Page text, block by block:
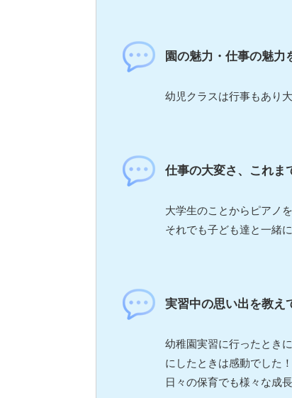
園の魅力・仕事の魅力
幼児クラスは行事もあり
仕事の大変さ、これま
大学生のことからピアノ
それでも子ども達と一緒
実習中の思い出を教え
幼稚園実習に行ったとき
にしたときは感動でした！
日々の保育でも様々な成